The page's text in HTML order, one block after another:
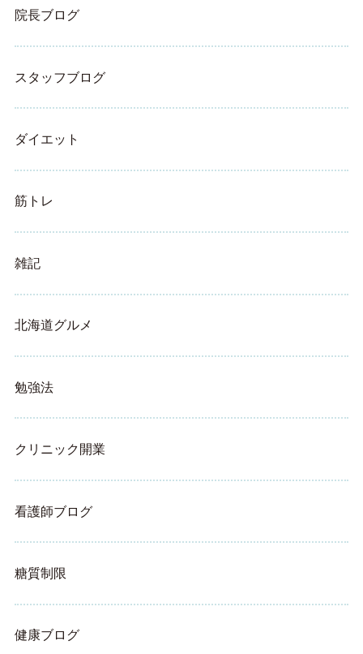
院長ブログ
スタッフブログ
ダイエット
筋トレ
雑記
北海道グルメ
勉強法
クリニック開業
看護師ブログ
糖質制限
健康ブログ